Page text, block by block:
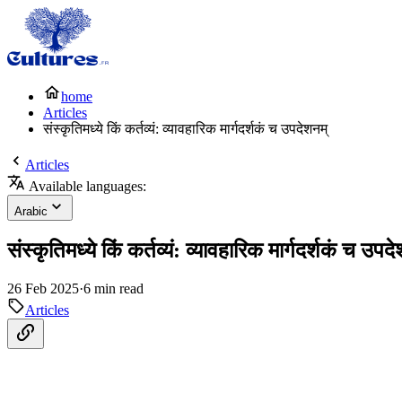
home
Articles
संस्कृतिमध्ये किं कर्तव्यं: व्यावहारिक मार्गदर्शकं च उपदेशनम्
Articles
Available languages:
Arabic
संस्कृतिमध्ये किं कर्तव्यं: व्यावहारिक मार्गदर्शकं च
26 Feb 2025·6 min read
Articles